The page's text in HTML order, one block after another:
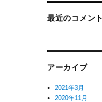
最近のコメント
アーカイブ
2021年3月
2020年11月